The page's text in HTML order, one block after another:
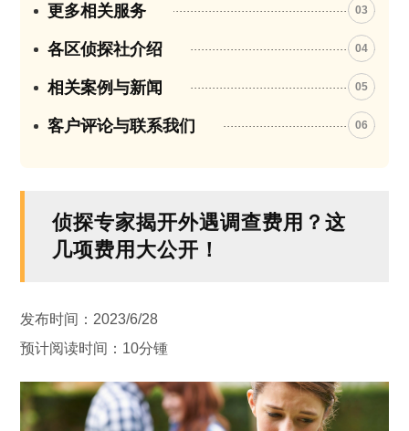
更多相关服务 03
各区侦探社介绍 04
相关案例与新闻 05
客户评论与联系我们 06
侦探专家揭开外遇调查费用？这
几项费用大公开！
发布时间：2023/6/28
预计阅读时间：10分锺